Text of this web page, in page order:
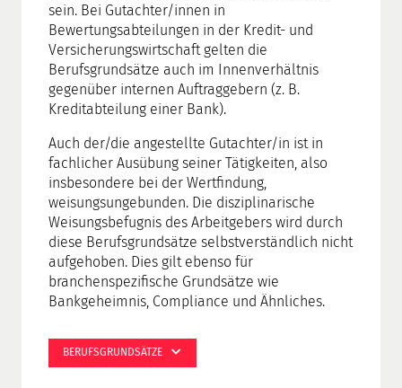
sein. Bei Gutachter/innen in
Bewertungsabteilungen in der Kredit- und
Versicherungswirtschaft gelten die
Berufsgrundsätze auch im Innenverhältnis
gegenüber internen Auftraggebern (z. B.
Kreditabteilung einer Bank).
Auch der/die angestellte Gutachter/in ist in
fachlicher Ausübung seiner Tätigkeiten, also
insbesondere bei der Wertfindung,
weisungsungebunden. Die disziplinarische
Weisungsbefugnis des Arbeitgebers wird durch
diese Berufsgrundsätze selbstverständlich nicht
aufgehoben. Dies gilt ebenso für
branchenspezifische Grundsätze wie
Bankgeheimnis, Compliance und Ähnliches.
BERUFSGRUNDSÄTZE